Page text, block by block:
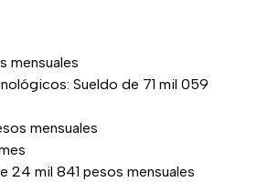
mensuales
Sueldo de 71 mil 059
mensuales
mil 841 pesos mensuales